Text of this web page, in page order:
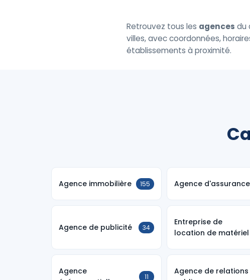
Retrouvez tous les agences du
villes, avec coordonnées,
établissements à proximité.
Agence immobilière 155 Agence d'assurance
Agence de publicité 34
Entreprise de
location de matériel
Agence
11
Agence de relations